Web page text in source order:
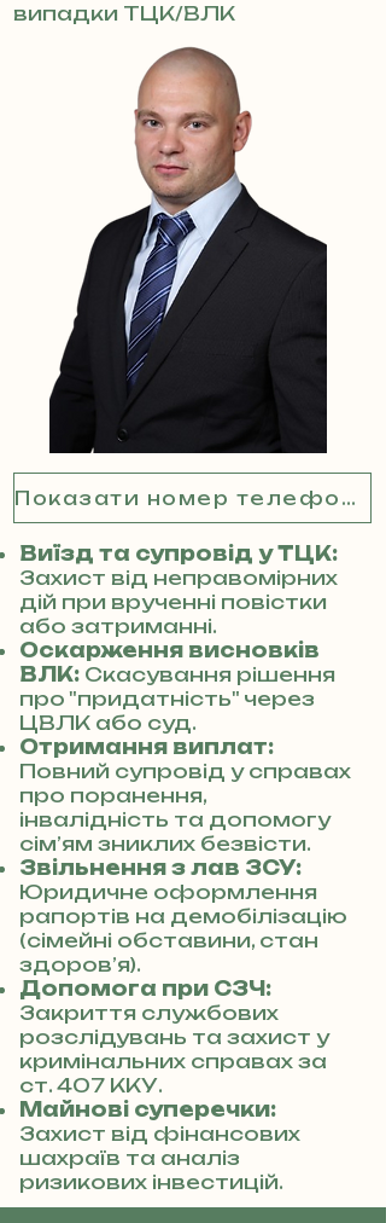
випадки ТЦК/ВЛК
Показати номер телефону
Виїзд та супровід у ТЦК:
Захист від неправомірних
дій при врученні повістки
або затриманні.
Оскарження висновків
ВЛК: Скасування рішення
про "придатність" через
ЦВЛК або суд.
Отримання виплат:
Повний супровід у справах
про поранення,
інвалідність та допомогу
сім’ям зниклих безвісти.
Звільнення з лав ЗСУ:
Юридичне оформлення
рапортів на демобілізацію
(сімейні обставини, стан
здоров’я).
Допомога при СЗЧ:
Закриття службових
розслідувань та захист у
кримінальних справах за
ст. 407 ККУ.
Майнові суперечки:
Захист від фінансових
шахраїв та аналіз
ризикових інвестицій.